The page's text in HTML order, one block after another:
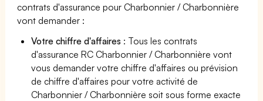
contrats d'assurance pour Charbonnier / Charbonnière
vont demander :
Votre chiffre d'affaires : Tous les contrats
d'assurance RC Charbonnier / Charbonnière vont
vous demander votre chiffre d'affaires ou prévision
de chiffre d'affaires pour votre activité de
Charbonnier / Charbonnière soit sous forme exacte